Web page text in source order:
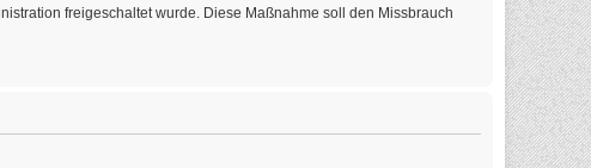
freigeschaltet wurde. Diese Maßnahme soll den Missbrauch